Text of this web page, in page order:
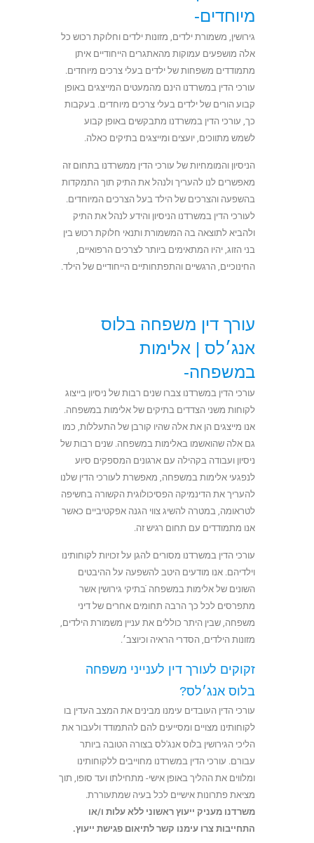
מיוחדים-
גירושין, משמורת ילדים, מזונות ילדים וחלוקת רכוש כל
אלה מושפעים עמוקות מהאתגרים הייחודיים איתן
מתמודדים משפחות של ילדים בעלי צרכים מיוחדים.
עורכי הדין במשרדנו הינם מהמעטים המייצגים באופן
קבוע הורים של ילדים בעלי צרכים מיוחדים. בעקבות
כך, עורכי הדין במשרדנו מתבקשים באופן קבוע
לשמש מתווכים, יועצים ומייצגים בתיקים כאלה.
הניסיון והמומחיות של עורכי הדין ממשרדנו בתחום זה
מאפשרים לנו להעריך ולנהל את התיק תוך התמקדות
בהשפעה והצרכים של הילד בעל הצרכים המיוחדים.
לעורכי הדין במשרדנו הניסיון והידע לנהל את התיק
ולהביא לתוצאה בה המשמורת ותנאי חלוקת רכוש בין
בני הזוג, יהיו המתאימים ביותר לצרכים הרפואיים,
החינוכיים, הרגשיים והתפתחותיים הייחודיים של הילד.
עורך דין משפחה בלוס
אנג׳לס | אלימות
במשפחה-
עורכי הדין במשרדנו צברו שנים רבות של ניסיון בייצוג
לקוחות משני הצדדים בתיקים של אלימות במשפחה.
אנו מייצגים הן את אלה שהיו קורבן של התעללות, כמו
גם אלה שהואשמו באלימות במשפחה. שנים רבות של
ניסיון ועבודה בקהילה עם ארגונים המספקים סיוע
לנפגעי אלימות במשפחה, מאפשרת לעורכי הדין שלנו
להעריך את הדינמיקה הפסיכולוגית הקשורה בחשיפה
לטראומה, במטרה להשיג צווי הגנה אפקטיביים כאשר
אנו מתמודדים עם תחום רגיש זה.
עורכי הדין במשרדנו מסורים להגן על זכויות לקוחותינו
וילדיהם. אנו מודעים היטב להשפעה על ההיבטים
השונים של אלימות במשפחה ֿבתיקי גירושין אשר
מתפרסים לכל כך הרבה תחומים אחרים של דיני
משפחה, שבין היתר כוללים את עניין משמורת הילדים,
מזונות הילדים, הסדרי הראיה וכיוצב׳.
זקוקים לעורך דין לענייני משפחה
בלוס אנג׳לס?
עורכי הדין העובדים עימנו מבינים את המצב העדין בו
לקוחותינו מצויים ומסייעים להם להתמודד ולעבור את
הליכי הגירושין בלוס אנג'לס בצורה הטובה ביותר
עבורם. עורכי הדין במשרדנו מחוייבים ללקוחותינו
ומלווים את ההליך באופן אישי- מתחילתו ועד סופו, תוך
מציאת פתרונות אישיים לכל בעיה שמתעוררת.
משרדנו מעניק ייעוץ ראשוני ללא עלות ו/או
התחייבות צרו עימנו קשר לתיאום פגישת ייעוץ.